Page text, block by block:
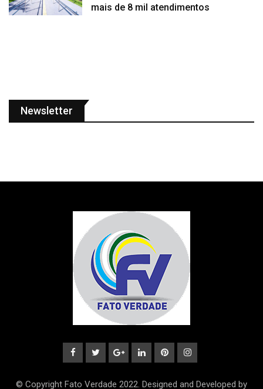
mais de 8 mil atendimentos
Newsletter
© Copyright Fato Verdade 2022. Designed and Developed by